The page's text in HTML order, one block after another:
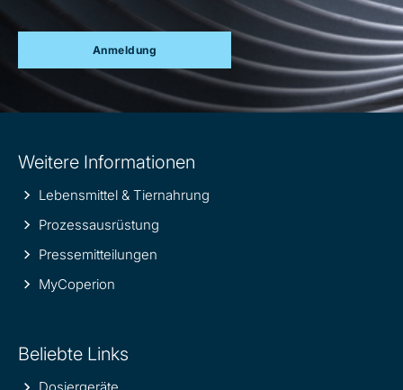
Anmeldung
information
Weitere Informationen
Lebensmittel & Tiernahrung
Prozessausrüstung
Pressemitteilungen
MyCoperion
Beliebte Links